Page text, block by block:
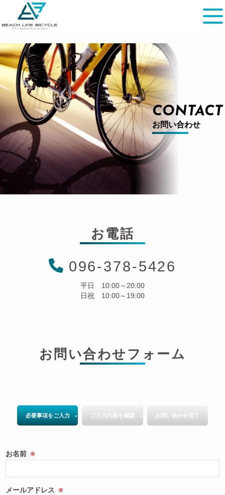
CONTACT
お問い合わせ
お電話
096-378-5426
平日 10:00～20:00
日祝 10:00～19:00
お問い合わせフォーム
必要事項をご入力 ご入力内容を確認 お問い合わせ完了
お名前 ※
メールアドレス ※